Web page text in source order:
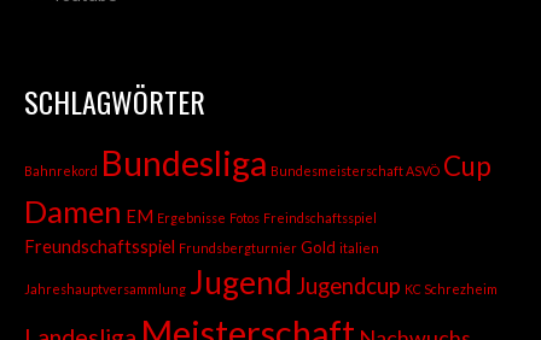
SCHLAGWÖRTER
Bahnrekord Bundesliga Bundesmeisterschaft ASVÖ Cup
Damen EM Ergebnisse Fotos Freindschaftsspiel
Freundschaftsspiel Frundsbergturnier Gold italien
Jahreshauptversammlung Jugend Jugendcup KC Schrezheim